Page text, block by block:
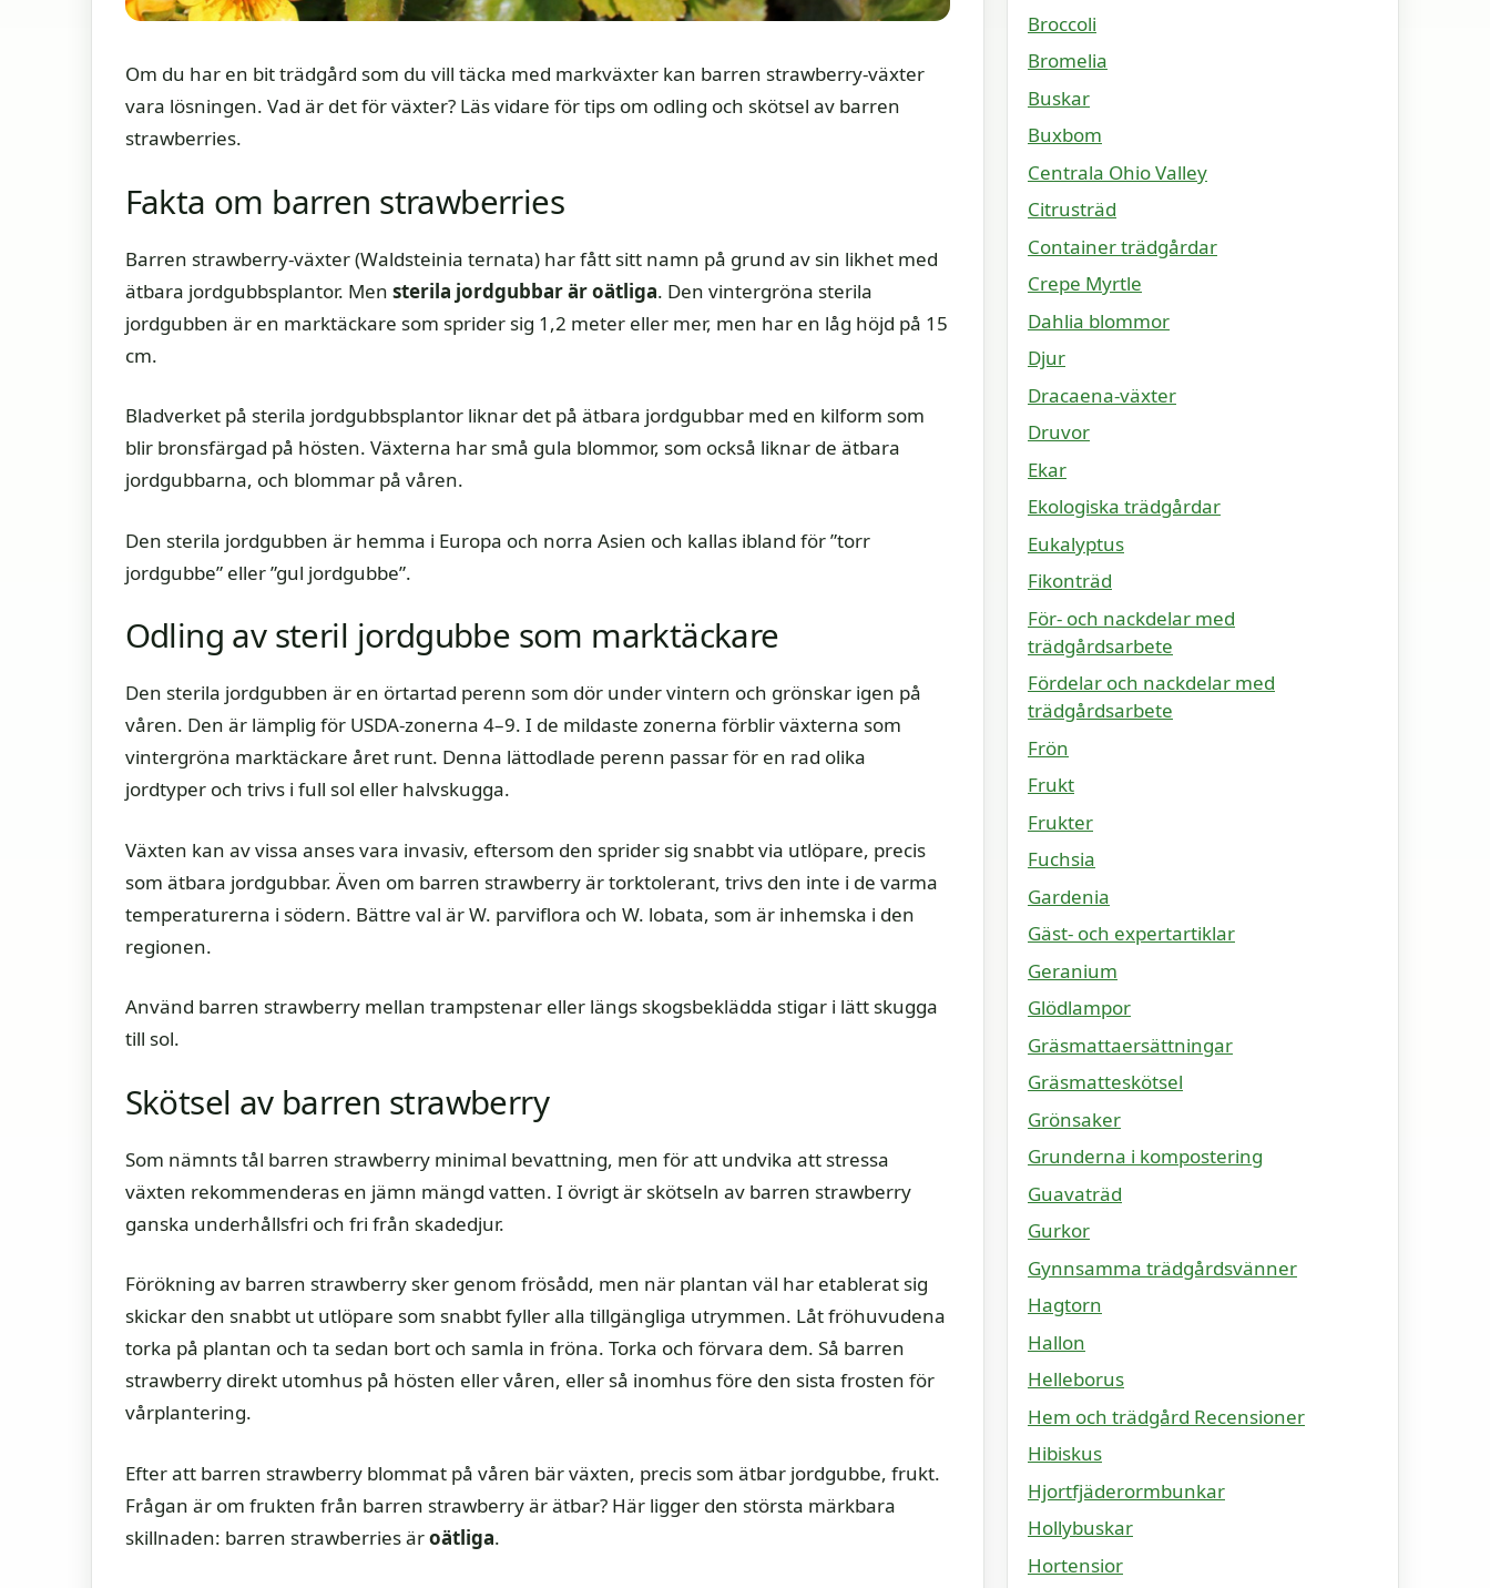
Om du har en bit trädgård som du vill täcka med markväxter kan barren strawberry-växter
vara lösningen. Vad är det för växter? Läs vidare för tips om odling och skötsel av barren
strawberries.
Fakta om barren strawberries
Barren strawberry-växter (Waldsteinia ternata) har fått sitt namn på grund av sin likhet med
ätbara jordgubbsplantor. Men sterila jordgubbar är oätliga. Den vintergröna sterila
jordgubben är en marktäckare som sprider sig 1,2 meter eller mer, men har en låg höjd på 15
cm.
Bladverket på sterila jordgubbsplantor liknar det på ätbara jordgubbar med en kilform som
blir bronsfärgad på hösten. Växterna har små gula blommor, som också liknar de ätbara
jordgubbarna, och blommar på våren.
Den sterila jordgubben är hemma i Europa och norra Asien och kallas ibland för ”torr
jordgubbe” eller ”gul jordgubbe”.
Odling av steril jordgubbe som marktäckare
Den sterila jordgubben är en örtartad perenn som dör under vintern och grönskar igen på
våren. Den är lämplig för USDA-zonerna 4–9. I de mildaste zonerna förblir växterna som
vintergröna marktäckare året runt. Denna lättodlade perenn passar för en rad olika
jordtyper och trivs i full sol eller halvskugga.
Växten kan av vissa anses vara invasiv, eftersom den sprider sig snabbt via utlöpare, precis
som ätbara jordgubbar. Även om barren strawberry är torktolerant, trivs den inte i de varma
temperaturerna i södern. Bättre val är W. parviflora och W. lobata, som är inhemska i den
regionen.
Använd barren strawberry mellan trampstenar eller längs skogsbeklädda stigar i lätt skugga
till sol.
Skötsel av barren strawberry
Som nämnts tål barren strawberry minimal bevattning, men för att undvika att stressa
växten rekommenderas en jämn mängd vatten. I övrigt är skötseln av barren strawberry
ganska underhållsfri och fri från skadedjur.
Förökning av barren strawberry sker genom frösådd, men när plantan väl har etablerat sig
skickar den snabbt ut utlöpare som snabbt fyller alla tillgängliga utrymmen. Låt fröhuvudena
torka på plantan och ta sedan bort och samla in fröna. Torka och förvara dem. Så barren
strawberry direkt utomhus på hösten eller våren, eller så inomhus före den sista frosten för
vårplantering.
Efter att barren strawberry blommat på våren bär växten, precis som ätbar jordgubbe, frukt.
Frågan är om frukten från barren strawberry är ätbar? Här ligger den största märkbara
skillnaden: barren strawberries äroätliga.
Broccoli
Bromelia
Buskar
Buxbom
Centrala Ohio Valley
Citrusträd
Container trädgårdar
Crepe Myrtle
Dahlia blommor
Djur
Dracaena-växter
Druvor
Ekar
Ekologiska trädgårdar
Eukalyptus
Fikonträd
För- och nackdelar med
trädgårdsarbete
Fördelar och nackdelar med
trädgårdsarbete
Frön
Frukt
Frukter
Fuchsia
Gardenia
Gäst- och expertartiklar
Geranium
Glödlampor
Gräsmattaersättningar
Gräsmatteskötsel
Grönsaker
Grunderna i kompostering
Guavaträd
Gurkor
Gynnsamma trädgårdsvänner
Hagtorn
Hallon
Helleborus
Hem och trädgård Recensioner
Hibiskus
Hjortfjäderormbunkar
Hollybuskar
Hortensior